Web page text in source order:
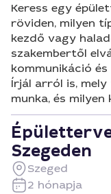
Keress egy
röviden, milyen
kezdő vagy
szakembertől
kommunikáció
Írjál arról is,
munka, és
Szegeden
Szeged
2 hónapja